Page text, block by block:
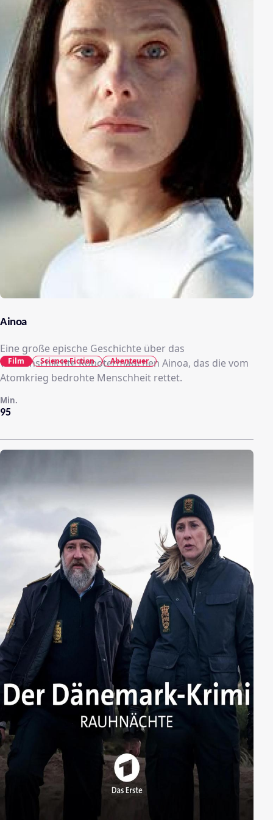
Schicksalsgemeinschaft werden. Michael weiß sogar,
von wem sie noch mehr Geld fordern können. Doch
dann läuft alles aus dem Ruder.
Ainoa
Eine große epische Geschichte über das
vermenschlichte Robotermädchen Ainoa, das die vom
Atomkrieg bedrohte Menschheit rettet.
95
Min.
Film Science Fiction Abenteuer